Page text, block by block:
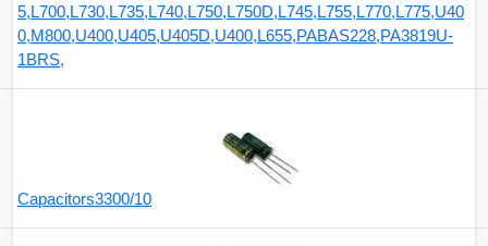
5,L700,L730,L735,L740,L750,L750D,L745,L755,L770,L775,U40
0,M800,U400,U405,U405D,U400,L655,PABAS228,PA3819U-
1BRS,
Capacitors3300/10